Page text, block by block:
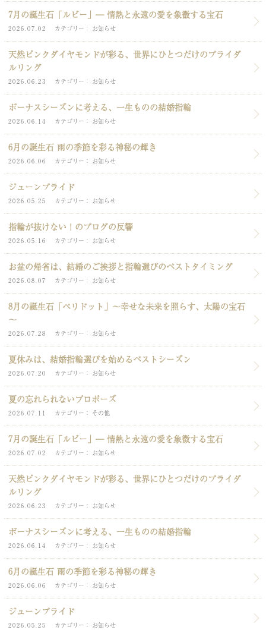
7月の誕生石「ルビー」― 情熱と永遠の愛を象徴する宝石
2026.07.02 カテゴリー お知らせ
天然ピンクダイヤモンドが彩る、世界にひとつだけのブライダ
ルリング
2026.06.23 カテゴリー お知らせ
ボーナスシーズンに考える、一生ものの結婚指輪
2026.06.14 カテゴリー お知らせ
6月の誕生石 雨の季節を彩る神秘の輝き
2026.06.06 カテゴリー お知らせ
ジューンブライド
2026.05.25 カテゴリー お知らせ
指輪が抜けない！のブログの反響
2026.05.16 カテゴリー お知らせ
お盆の帰省は、結婚のご挨拶と指輪選びのベストタイミング
2026.08.07 カテゴリー お知らせ
8月の誕生石「ペリドット」～幸せな未来を照らす、太陽の宝石
～
2026.07.28 カテゴリー お知らせ
夏休みは、結婚指輪選びを始めるベストシーズン
2026.07.20 カテゴリー お知らせ
夏の忘れられないプロポーズ
2026.07.11 カテゴリー その他
7月の誕生石「ルビー」― 情熱と永遠の愛を象徴する宝石
2026.07.02 カテゴリー お知らせ
天然ピンクダイヤモンドが彩る、世界にひとつだけのブライダ
ルリング
2026.06.23 カテゴリー お知らせ
ボーナスシーズンに考える、一生ものの結婚指輪
2026.06.14 カテゴリー お知らせ
6月の誕生石 雨の季節を彩る神秘の輝き
2026.06.06 カテゴリー お知らせ
ジューンブライド
2026.05.25 カテゴリー お知らせ